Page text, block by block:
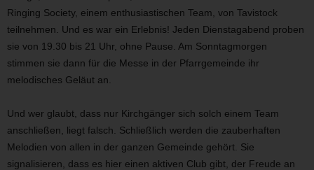
Ringing Society, einem enthusiastischen Team, von Tavistock
teilnehmen. Und es war ein Erlebnis! Jeden Dienstagabend proben
sie von 19.30 bis 21 Uhr, ohne Pause. Am Sonntagmorgen
stimmen sie dann für die Messe in der Pfarrgemeinde ihr
melodisches Geläut an.
Und wer glaubt, dass nur Kirchgänger sich solch einem Team
anschließen, liegt falsch. Schließlich werden die zauberhaften
Melodien von allen in der ganzen Gemeinde gehört. Sie
signalisieren, dass es hier einen aktiven Club gibt, der Freude an